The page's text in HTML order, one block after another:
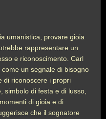
umanistica, provare gioia
rappresentare un
e riconoscimento. Carl
un segnale di bisogno
di riconoscere i propri
simbolo di festa e di lusso,
di gioia e di
che il sognatore